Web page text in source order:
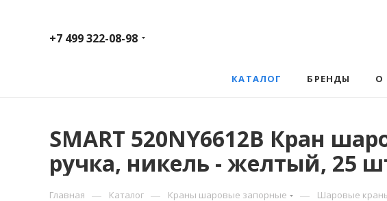
+7 499 322-08-98
КАТАЛОГ БРЕНДЫ О
SMART 520NY6612B Кран
ручка, никель - желтый, 25
Главная — Каталог — Краны шаровые запорные — Шаровые